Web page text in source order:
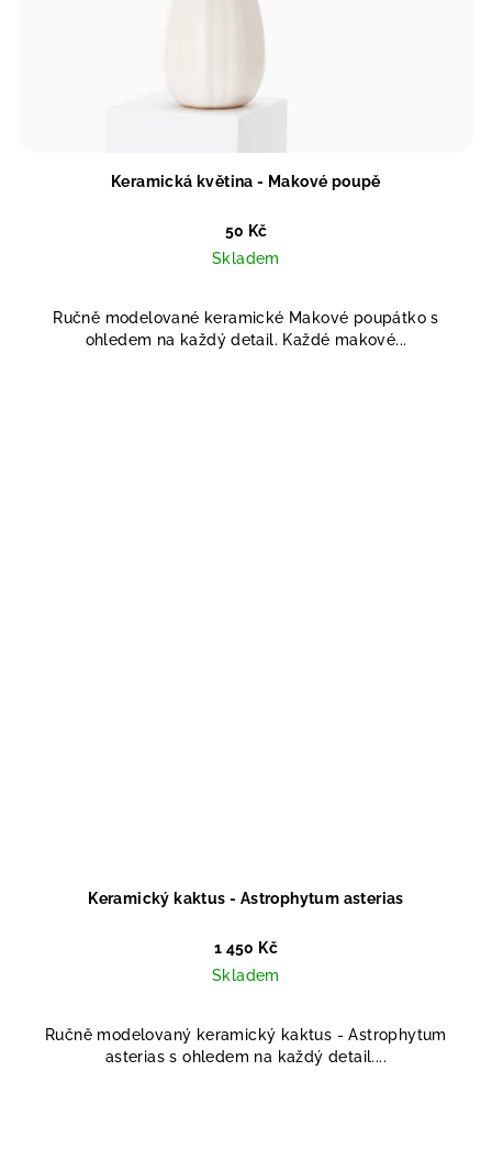
Keramická květina - Makové poupě
50 Kč
Skladem
Ručně modelované keramické Makové poupátko s
ohledem na každý detail. Každé makové...
Keramický kaktus - Astrophytum asterias
1 450 Kč
Skladem
Ručně modelovaný keramický kaktus - Astrophytum
asterias s ohledem na každý detail....